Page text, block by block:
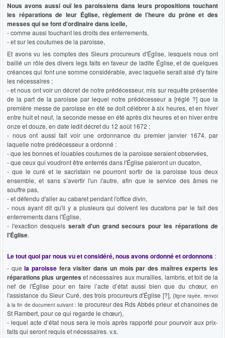
Nous avons aussi ouï les paroissiens dans leurs propositions touchant
les réparations de leur Église, règlement de l’heure du prône et des
messes qui se font d'ordinaire dans icelle,
- comme aussi touchant les droits des enterrements,
- et sur les coutumes de la paroisse,
Et avons vu les comptes des Sieurs procureurs d'Église, lesquels nous ont
baillé un rôle des divers legs faits en faveur de ladite Église, et de quelques
créances qui font une somme considérable, avec laquelle serait aisé d'y faire
les nécessaires ;
- et nous ont voir un décret de notre prédécesseur, mis sur requête présentée
de la part de la paroisse par lequel notre prédécesseur a [réglé ?] que la
première messe de paroisse en été se doit célébrer à six heures, et en hiver
entre huit et neuf, la seconde messe en été après dix heures et en hiver entre
onze et douze, en date ledit décret du 12 août 1672 ;
- nous ont aussi fait voir une ordonnance du premier janvier 1674, par
laquelle notre prédécesseur a ordonné :
- que les bonnes et louables coutumes de la paroisse seraient observées,
- que ceux qui voudront être enterrés dans l'Église paieront un ducaton,
- que le curé et le sacristain ne pourront sortir de la paroisse tous deux
ensemble, et sans s’avertir l'un l'autre, afin que le service des âmes ne
souffre pas,
- et défendu d'aller au cabaret pendant l'office divin,
- nous ayant dit qu'il y a plusieurs qui doivent les ducatons par le fait des
enterrements dans l'Église,
- l'exaction desquels serait d'un grand secours pour les réparations de
l'Église.
Le tout quoi par nous vu et considéré, nous avons ordonné et ordonnons :
- quela paroisse fera visiter dans un mois par des maîtres experts les
réparations plus urgentes et nécessaires aux murailles, lambris, et toit de la
nef de l'Église pour en faire l’acte d’état aussi bien que du chœur, en
l'assistance du Sieur Curé, des trois procureurs d'Église [?], (ligne rayée, renvoi
à la fin de document suivant : le procureur des Rds Abbés prieur et chanoines de
St Rambert, pour ce qui regarde le chœur),
- lequel acte d’état nous sera le mois après rapporté pour pourvoir aux prix-
faits qui seront requis et nécessaires. v.s.